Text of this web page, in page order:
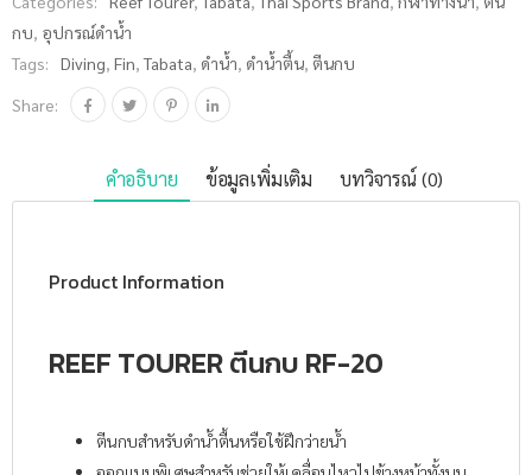
กบ, อุปกรณ์ดำน้ำ
Tags:
Diving, Fin,Tabata, ดำน้ำ, ดำน้ำตื้น, ตีนกบ
Share:
คำอธิบาย ข้อมูลเพิ่มเติม บทวิจารณ์ (0)
Product Information
REEF TOURER ตีนกบ RF-20
ตีนกบสำหรับดำน้ำตื้นหรือใช้ฝึกว่ายน้ำ